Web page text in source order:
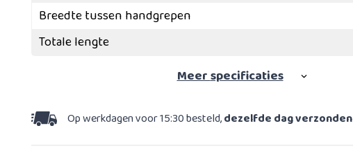
Breedte tussen handgrepen
Totale lengte
Meerspecificaties
Op werkdagen voor 15:30 besteld,dezelfde dag verzonden